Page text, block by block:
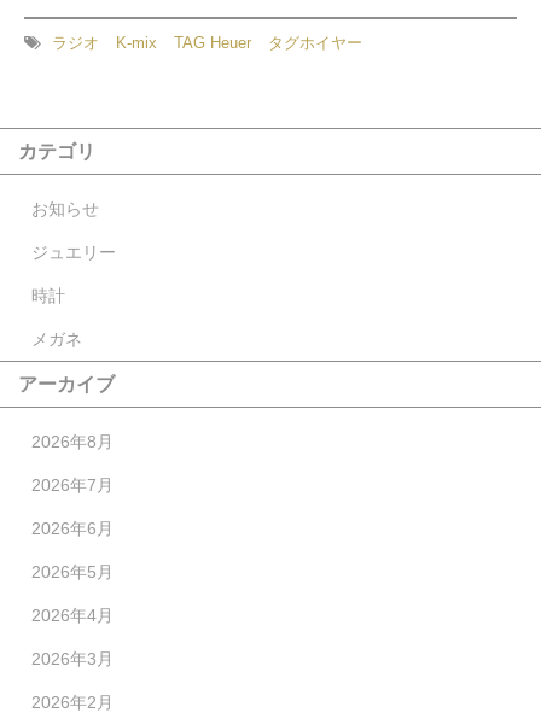
ラジオ K-mix TAG Heuer タグホイヤー
カテゴリ
お知らせ
ジュエリー
時計
メガネ
アーカイブ
2026年8月
2026年7月
2026年6月
2026年5月
2026年4月
2026年3月
2026年2月